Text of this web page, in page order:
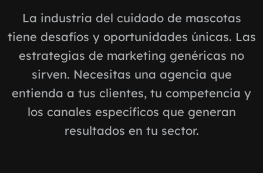
La industria del cuidado de mascotas
tiene desafíos y oportunidades únicas. Las
estrategias de marketing genéricas no
sirven. Necesitas una agencia que
entienda a tus clientes, tu competencia y
los canales específicos que generan
resultados en tu sector.